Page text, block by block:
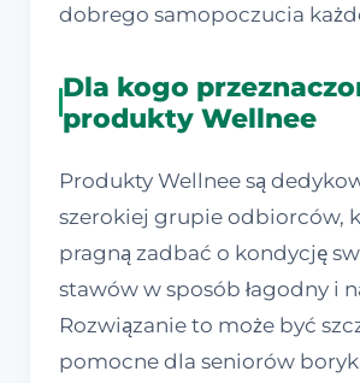
dobrego samopoczucia
Dla kogo
produkty Wellnee
Produkty Wellnee są
szerokiej grupie odbiorców,
pragną zadbać o kondycję
stawów w sposób łagodny i
Rozwiązanie to może być
pomocne dla seniorów